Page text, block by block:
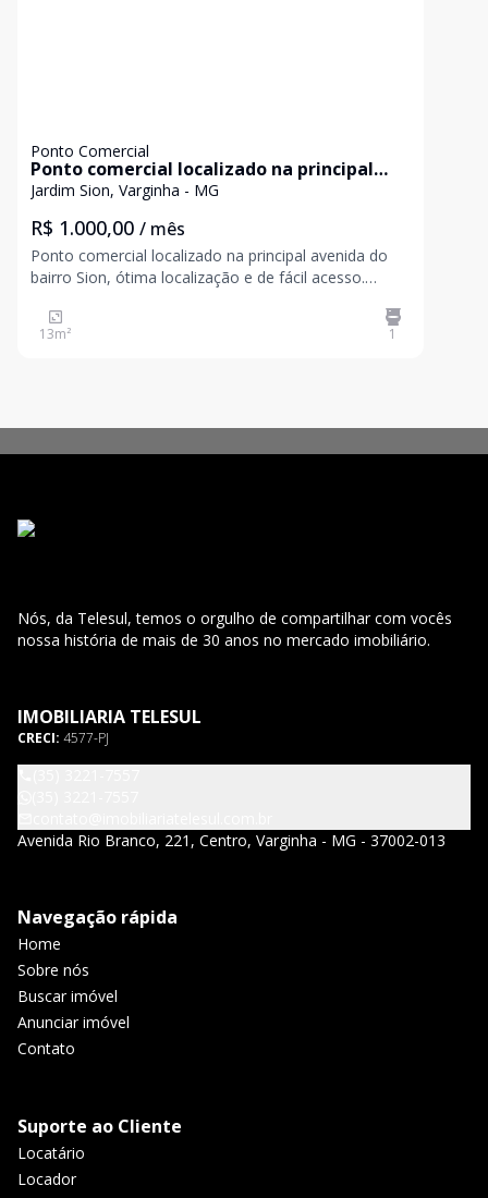
Ponto Comercial
Ponto comercial localizado na principal
avenida do bairro Sion!
Jardim Sion, Varginha - MG
R$ 1.000,00 / mês
Ponto comercial localizado na principal avenida do
bairro Sion, ótima localização e de fácil acesso.
13m² 1
Nós, da Telesul, temos o orgulho de compartilhar com vocês
nossa história de mais de 30 anos no mercado imobiliário.
IMOBILIARIA TELESUL
CRECI: 4577-PJ
Avenida Rio Branco, 221, Centro, Varginha - MG - 37002-013
Navegação rápida
Home
Sobre nós
Buscar imóvel
Anunciar imóvel
Contato
Suporte ao Cliente
Locatário
Locador